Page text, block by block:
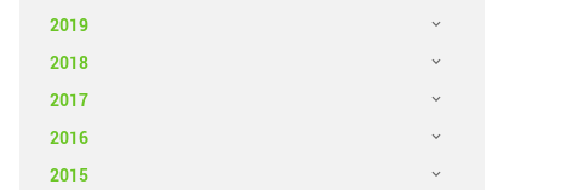
2019
2018
2017
2016
2015